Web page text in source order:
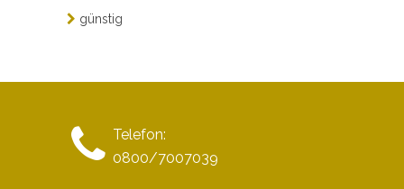
günstig
Telefon:
0800/7007039